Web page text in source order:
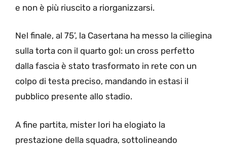
e non è più riuscito a riorganizzarsi.
Nel finale, al 75’, la Casertana ha messo la ciliegina
sulla torta con il quarto gol: un cross perfetto
dalla fascia è stato trasformato in rete con un
colpo di testa preciso, mandando in estasi il
pubblico presente allo stadio.
A fine partita, mister Iori ha elogiato la
prestazione della squadra, sottolineando